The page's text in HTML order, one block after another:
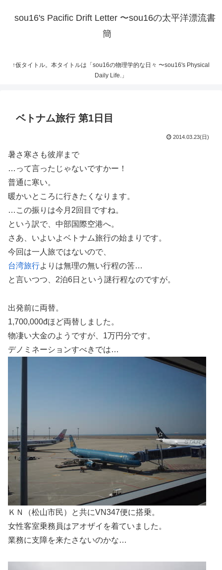
sou16's Pacific Drift Letter 〜sou16の太平洋漂流書
簡
↑仮タイトル。本タイトルは「sou16の物理学的な日々 〜sou16's Physical
Daily Life.」
ベトナム旅行 第1日目
2014.03.23(日)
暑さ寒さも彼岸まで
…って言ったじゃないですかー！
普通に寒い。
暖かいところに行きたくなります。
…この振りは今月2回目ですね。
という訳で、中部国際空港へ。
さあ、いよいよベトナム旅行の始まりです。
今回は一人旅ではないので、
台湾旅行よりは無理の無い行程の筈…
と言いつつ、2泊6日という謎行程なのですが。
出発前に両替。
1,700,000đほど両替しました。
物凄い大金のようですが、1万円分です。
デノミネーションすべきでは…
ＫＮ（松山市民）と共にVN347便に搭乗。
女性客室乗務員はアオザイを着ていました。
業務に支障を来たさないのかな…